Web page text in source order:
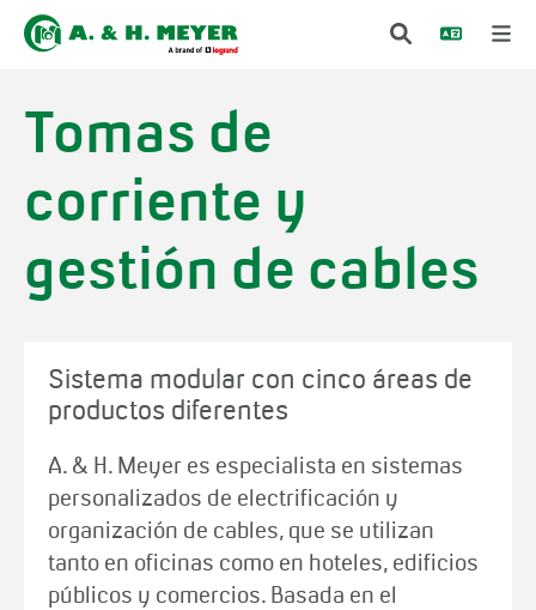
Tomas de
corriente y
gestión de cables
Sistema modular con cinco áreas de
productos diferentes
A. & H. Meyer es especialista en sistemas
personalizados de electrificación y
organización de cables, que se utilizan
tanto en oficinas como en hoteles, edificios
públicos y comercios. Basada en el